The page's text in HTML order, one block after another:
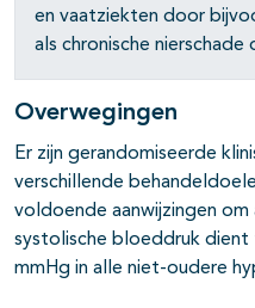
en vaatziekten door
als chronische
Overwegingen
Er zijn gerandomiseerde
verschillende
voldoende aanwijzingen
systolische bloeddruk
mmHg in alle niet-oudere